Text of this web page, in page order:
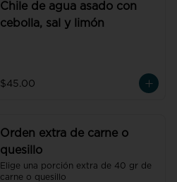
Chile de agua asado con
cebolla, sal y limón
$45.00
Orden extra de carne o
quesillo
Elige una porción extra de 40 gr de
carne o quesillo